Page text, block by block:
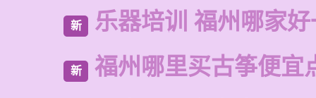
新 乐器培训 福州哪家
新 福州哪里买古筝便宜